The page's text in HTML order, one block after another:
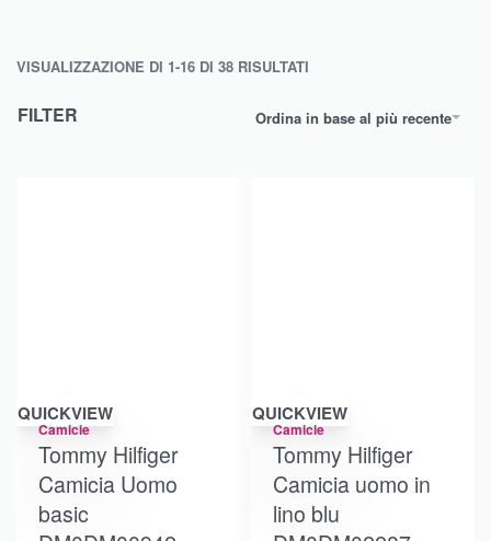
VISUALIZZAZIONE DI 1-16 DI 38 RISULTATI
Ordina in base al più recente
FILTER
Risparmi €5.73
QUICKVIEW
Camicie
Tommy Hilfiger
Camicia Uomo
basic
Risparmi €8.19
QUICKVIEW
Camicie
Tommy Hilfiger
Camicia uomo in
lino blu